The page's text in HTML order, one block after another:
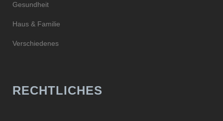
Gesundheit
Haus & Familie
Verschiedenes
RECHTLICHES